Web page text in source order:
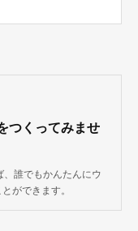
つくってみませ
誰でもかんたんにウ
ができます。